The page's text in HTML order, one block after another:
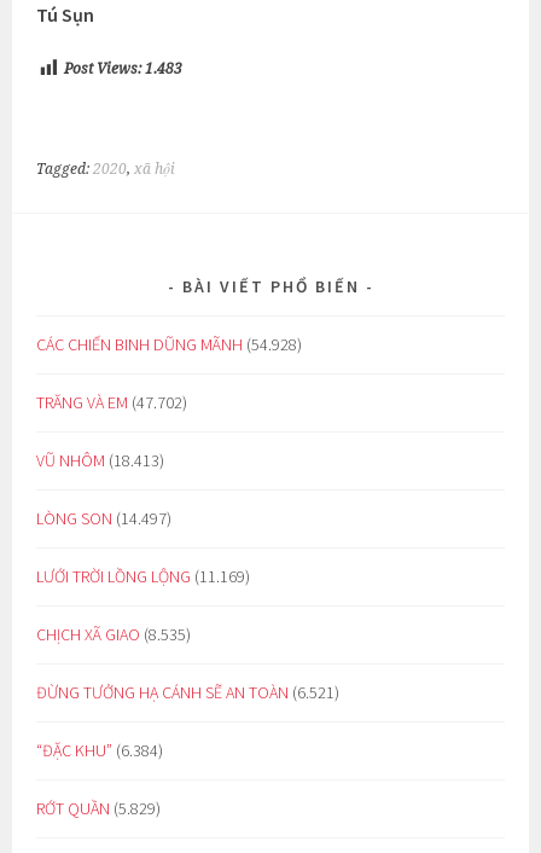
Tú Sụn
Post Views: 1.483
Tagged:2020,xã hội
BÀI VIẾT PHỔ BIẾN
CÁC CHIẾN BINH DŨNG MÃNH (54.928)
TRĂNG VÀ EM (47.702)
VŨ NHÔM (18.413)
LÒNG SON (14.497)
LƯỚI TRỜI LỒNG LỘNG (11.169)
CHỊCH XÃ GIAO (8.535)
ĐỪNG TƯỞNG HẠ CÁNH SẼ AN TOÀN (6.521)
“ĐẶC KHU” (6.384)
RỚT QUẦN (5.829)